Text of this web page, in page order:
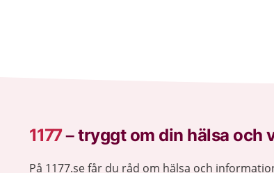
1177–tryggt om din hälsa och
På 1177.se får du råd om hälsa och